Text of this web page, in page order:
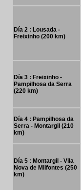
Día 2 : Lousada -
Freixinho (200 km)
Día 3 : Freixinho -
Pampilhosa da Serra
(220 km)
Día 4 : Pampilhosa da
Serra - Montargil (210
km)
Día 5 : Montargil - Vila
Nova de Milfontes (250
km)